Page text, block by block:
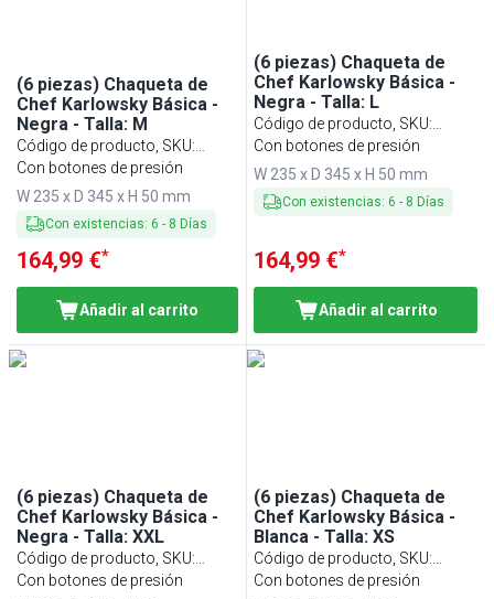
(6 piezas) Chaqueta de
Chef Karlowsky Básica -
Negra - Talla: M
Código de producto, SKU:
KJBMK2S#SET
Con botones de presión
W 235 x D 345 x H 50 mm
Con existencias: 6 - 8 Días
164,99 €*
Añadir al carrito
(6 piezas) Chaqueta de
Chef Karlowsky Básica -
Negra - Talla: L
Código de producto, SKU:
KJBLK2S#SET
Con botones de presión
W 235 x D 345 x H 50 mm
Con existencias: 6 - 8 Días
164,99 €*
Añadir al carrito
(6 piezas) Chaqueta de
Chef Karlowsky Básica -
Negra - Talla: XXL
Código de producto, SKU:
KJBXXLK2S#SET
Con botones de presión
(6 piezas) Chaqueta de
Chef Karlowsky Básica -
Blanca - Talla: XS
Código de producto, SKU:
KJBXSK2W#SET
Con botones de presión